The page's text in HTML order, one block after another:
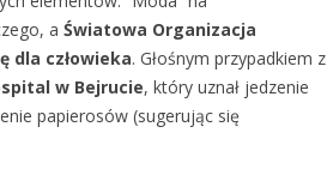
a Światowa Organizacja
dla człowieka. Głośnym przypadkiem z
w Bejrucie, który uznał jedzenie
papierosów (sugerując się